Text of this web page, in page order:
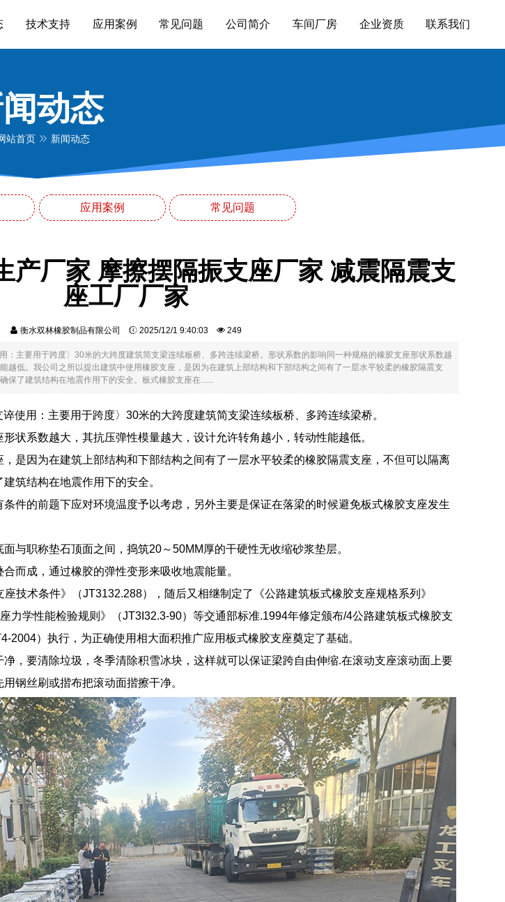
技术支持 应用案例 常见问题 公司简介 车间厂房 企业资质 联系我们
动态
站首页 新闻动态
应用案例 常见问题
产厂家 摩擦摆隔振支座厂家 减震隔震支
座工厂厂家
衡水双林橡胶制品有限公司 2025/12/1 9:40:03 249
：主要用于跨度〉30米的大跨度建筑简支梁连续板桥、多跨连续梁桥。形状系数的影响同一种规格的橡胶支座形状系数越
越低。我公司之所以提出建筑中使用橡胶支座，是因为在建筑上部结构和下部结构之间有了一层水平较柔的橡胶隔震支
保了建筑结构在地震作用下的安全。板式橡胶支座在......
使用：主要用于跨度〉30米的大跨度建筑简支梁连续板桥、多跨连续梁桥。
状系数越大，其抗压弹性模量越大，设计允许转角越小，转动性能越低。
是因为在建筑上部结构和下部结构之间有了一层水平较柔的橡胶隔震支座，不但可以隔离
筑结构在地震作用下的安全。
件的前题下应对环境温度予以考虑，另外主要是保证在落梁的时候避免板式橡胶支座发生
与职称垫石顶面之间，捣筑20～50MM厚的干硬性无收缩砂浆垫层。
而成，通过橡胶的弹性变形来吸收地震能量。
技术条件》（JT3132.288），随后又相继制定了《公路建筑板式橡胶支座规格系列》
力学性能检验规则》（JT3I32.3-90）等交通部标准.1994年修定颁布/4公路建筑板式橡胶支
2004）执行，为正确使用相大面积推广应用板式橡胶支座奠定了基础。
，要清除垃圾，冬季清除积雪冰块，这样就可以保证梁跨自由伸缩.在滚动支座滚动面上要
钢丝刷或揩布把滚动面揩擦干净。